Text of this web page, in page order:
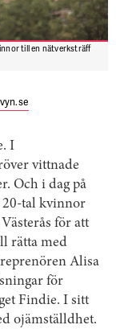
till en nätverksträff
I
vittnade
Och i dag på
20-tal kvinnor
för att
rätta med
Alisa
för
Findie. I sitt
ojämställdhet.